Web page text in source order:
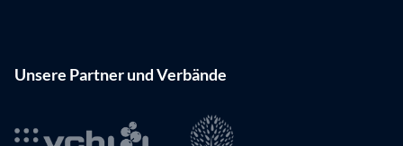
Unsere Partner und Verbände